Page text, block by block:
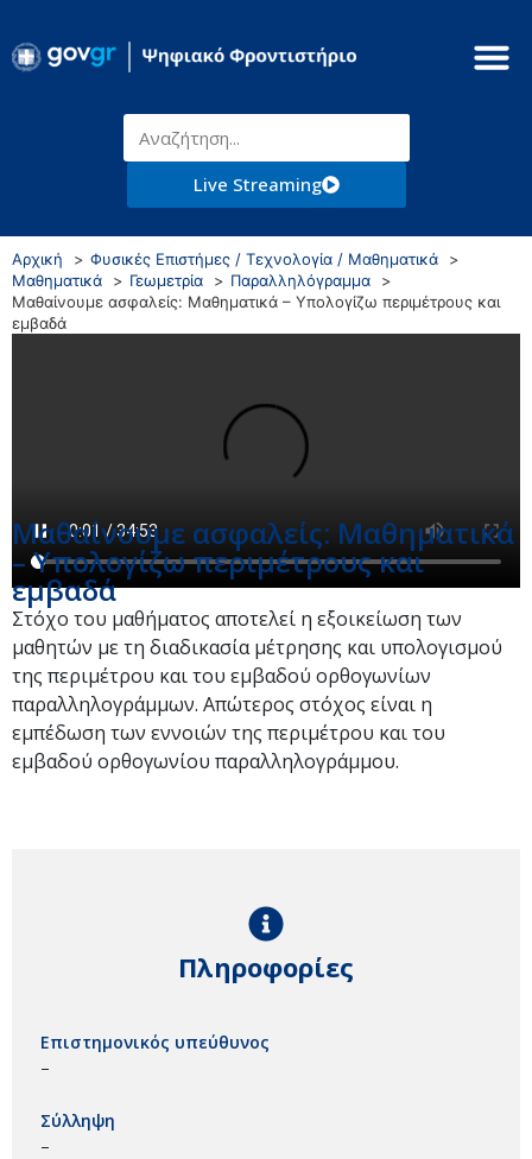
Live Streaming
Αρχική
Φυσικές Επιστήμες / Τεχνολογία / Μαθηματικά
Μαθηματικά
Γεωμετρία
Παραλληλόγραμμα
Μαθαίνουμε ασφαλείς: Μαθηματικά – Υπολογίζω περιμέτρους και
εμβαδά
Μαθαίνουμε ασφαλείς: Μαθηματικά
– Υπολογίζω περιμέτρους και
εμβαδά
Στόχο του μαθήματος αποτελεί η εξοικείωση των
μαθητών με τη διαδικασία μέτρησης και υπολογισμού
της περιμέτρου και του εμβαδού ορθογωνίων
παραλληλογράμμων. Απώτερος στόχος είναι η
εμπέδωση των εννοιών της περιμέτρου και του
εμβαδού ορθογωνίου παραλληλογράμμου.
Πληροφορίες
Επιστημονικός υπεύθυνος
–
Σύλληψη
–